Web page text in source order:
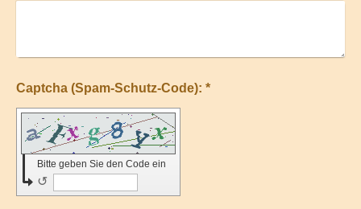
Captcha (Spam-Schutz-Code): *
Bitte geben Sie den Code ein
↺